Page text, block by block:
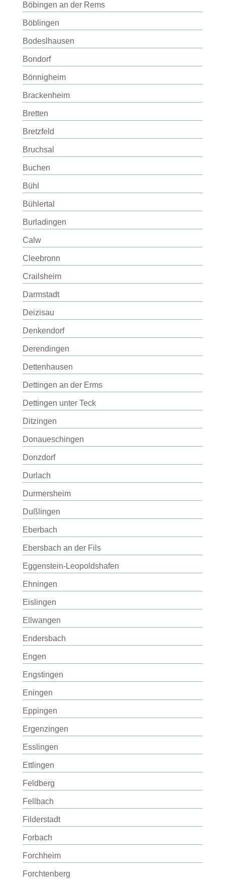
Böbingen an der Rems
Böblingen
Bodeslhausen
Bondorf
Bönnigheim
Brackenheim
Bretten
Bretzfeld
Bruchsal
Buchen
Bühl
Bühlertal
Burladingen
Calw
Cleebronn
Crailsheim
Darmstadt
Deizisau
Denkendorf
Derendingen
Dettenhausen
Dettingen an der Erms
Dettingen unter Teck
Ditzingen
Donaueschingen
Donzdorf
Durlach
Durmersheim
Dußlingen
Eberbach
Ebersbach an der Fils
Eggenstein-Leopoldshafen
Ehningen
Eislingen
Ellwangen
Endersbach
Engen
Engstingen
Eningen
Eppingen
Ergenzingen
Esslingen
Ettlingen
Feldberg
Fellbach
Filderstadt
Forbach
Forchheim
Forchtenberg